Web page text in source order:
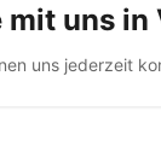
mit uns in
uns jederzeit